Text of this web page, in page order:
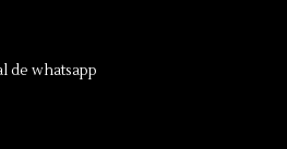
de whatsapp